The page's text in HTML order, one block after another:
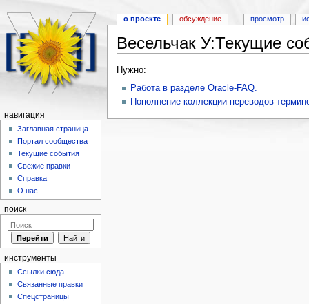
Весельчак У:Текущие
Нужно:
Работа в разделе Oracle-FAQ.
Пополнение коллекции переводов
о проекте обсуждение просмотр
навигация
Заглавная страница
Портал сообщества
Текущие события
Свежие правки
Справка
О нас
поиск
инструменты
Ссылки сюда
Связанные правки
Спецстраницы